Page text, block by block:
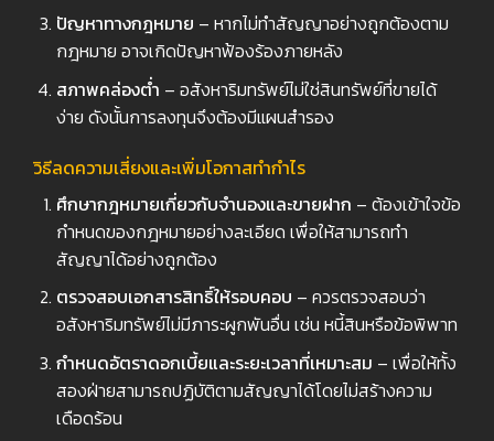
ปัญหาทางกฎหมาย – หากไม่ทำสัญญาอย่างถูกต้องตาม
กฎหมาย อาจเกิดปัญหาฟ้องร้องภายหลัง
สภาพคล่องต่ำ – อสังหาริมทรัพย์ไม่ใช่สินทรัพย์ที่ขายได้
ง่าย ดังนั้นการลงทุนจึงต้องมีแผนสำรอง
วิธีลดความเสี่ยงและเพิ่มโอกาสทำกำไร
ศึกษากฎหมายเกี่ยวกับจำนองและขายฝาก – ต้องเข้าใจข้อ
กำหนดของกฎหมายอย่างละเอียด เพื่อให้สามารถทำ
สัญญาได้อย่างถูกต้อง
ตรวจสอบเอกสารสิทธิ์ให้รอบคอบ – ควรตรวจสอบว่า
อสังหาริมทรัพย์ไม่มีภาระผูกพันอื่น เช่น หนี้สินหรือข้อพิพาท
กำหนดอัตราดอกเบี้ยและระยะเวลาที่เหมาะสม – เพื่อให้ทั้ง
สองฝ่ายสามารถปฏิบัติตามสัญญาได้โดยไม่สร้างความ
เดือดร้อน